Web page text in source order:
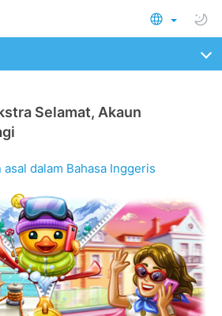
Selamat, Akaun
dalam Bahasa Inggeris